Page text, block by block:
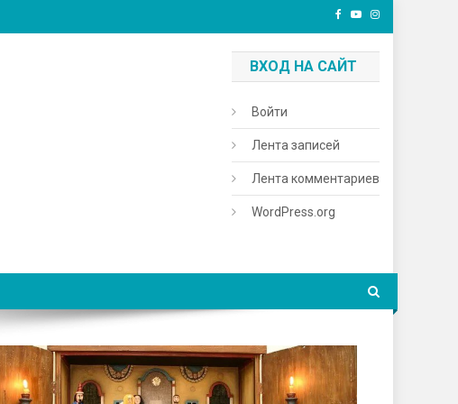
ВХОД НА САЙТ
Войти
Лента записей
Лента комментариев
WordPress.org